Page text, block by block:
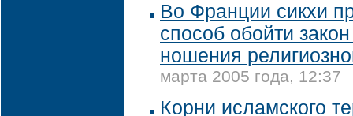
Во Франции сикхи
способ обойти
ношения
марта 2005 года, 12:37
Корни исламского